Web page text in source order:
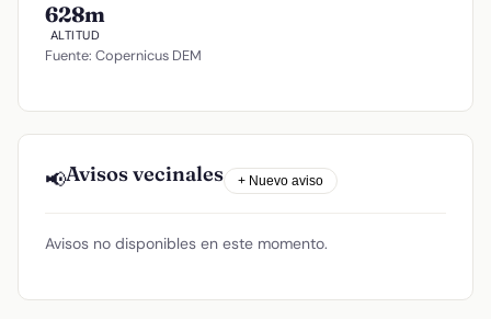
628m
ALTITUD
Fuente: Copernicus DEM
📢Avisos vecinales + Nuevo aviso
Avisos no disponibles en este momento.